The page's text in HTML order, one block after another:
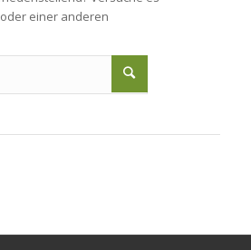
einer anderen